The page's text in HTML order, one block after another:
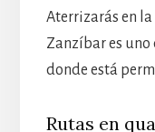
Aterrizarás en
Zanzíbar es uno
donde está
Rutas en